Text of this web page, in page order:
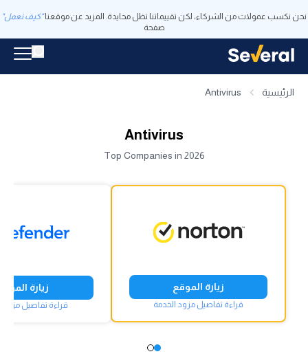
نحن نكسب عمولات من الشركاء، لكن تقييماتنا تظل محايدة. المزيد عن موقعنا "كيف نعمل"
صفحة
الرئيسية Antivirus
Antivirus
Top Companies in 2026
زيارة الموقع
قراءة تفاصيل مزود الخدمة
زيارة
قراءة تفاصيل مزود